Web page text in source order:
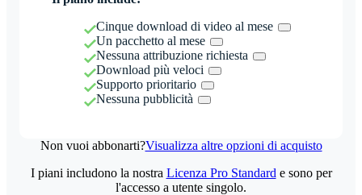
Cinque download di video al mese
Un pacchetto al mese
Nessuna attribuzione richiesta
Download più veloci
Supporto prioritario
Nessuna pubblicità
Non vuoi abbonarti?Visualizza altre opzioni di acquisto
I piani includono la nostra Licenza Pro Standard e sono per
l'accesso a utente singolo.